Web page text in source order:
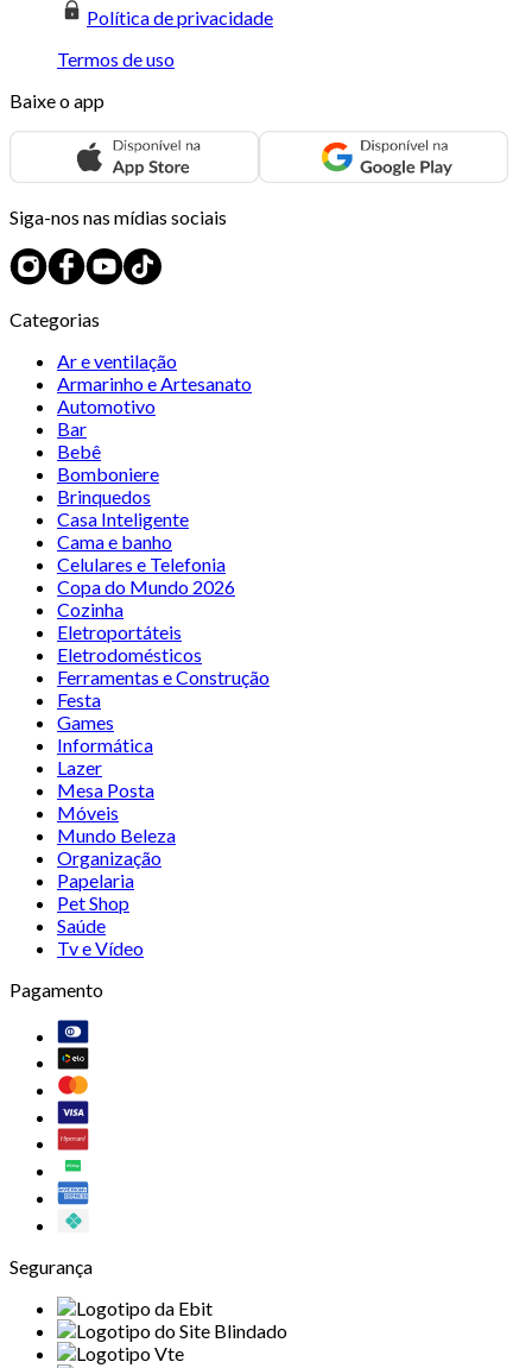
Política de privacidade
Termos de uso
Baixe o app
Siga-nos nas mídias sociais
Categorias
Ar e ventilação
Armarinho e Artesanato
Automotivo
Bar
Bebê
Bomboniere
Brinquedos
Casa Inteligente
Cama e banho
Celulares e Telefonia
Copa do Mundo 2026
Cozinha
Eletroportáteis
Eletrodomésticos
Ferramentas e Construção
Festa
Games
Informática
Lazer
Mesa Posta
Móveis
Mundo Beleza
Organização
Papelaria
Pet Shop
Saúde
Tv e Vídeo
Pagamento
Segurança